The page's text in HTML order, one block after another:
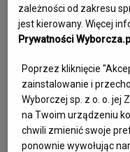
istoty, która żyła i
będzie się działo z
działalności
ciałem zmarłego,
mniejszym stopniu
zależności od zakresu
jest kierowany. Więcej
Prywatności
Poprzez kliknięcie
zainstalowanie i
Wyborczej sp. z o. o. jej
na Twoim urządzeniu
chwili zmienić swoje
ponownie wywołując